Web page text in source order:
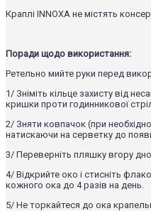
Краплі INNOXA не містять
Поради щодо використання:
Ретельно мийте руки перед
1/ Зніміть кільце захисту від
кришки проти годинникової
2/ Зняти ковпачок (при
натискаючи на серветку до
3/ Переверніть пляшку вгору
4/ Відкрийте око і стисніть
кожного ока до 4 разів на день.
5/ Не торкайтеся до ока